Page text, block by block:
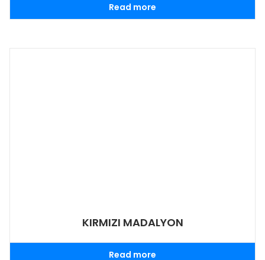
Read more
KIRMIZI MADALYON
Read more